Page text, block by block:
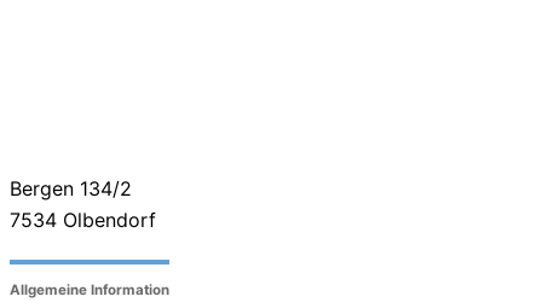
Bergen 134/2
7534 Olbendorf
Allgemeine Information